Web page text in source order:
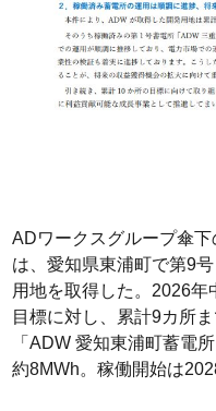
ADワークスグループ傘
は、愛知県東浦町で第9
用地を取得した。2026年
目標に対し、累計9カ所
「ADW 愛知東浦町蓄電
約8MWh。稼働開始は